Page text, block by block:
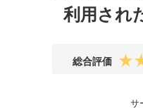
利用され
総合評価
サ